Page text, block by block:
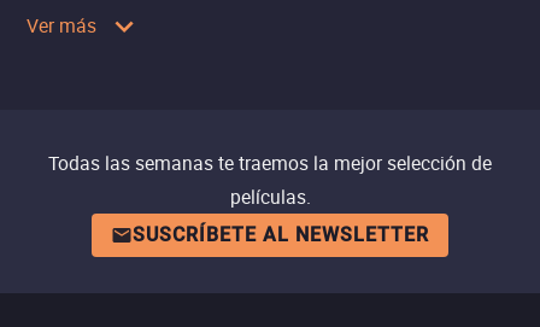
Ver más
Todas las semanas te traemos la mejor selección de
películas.
SUSCRÍBETE AL NEWSLETTER